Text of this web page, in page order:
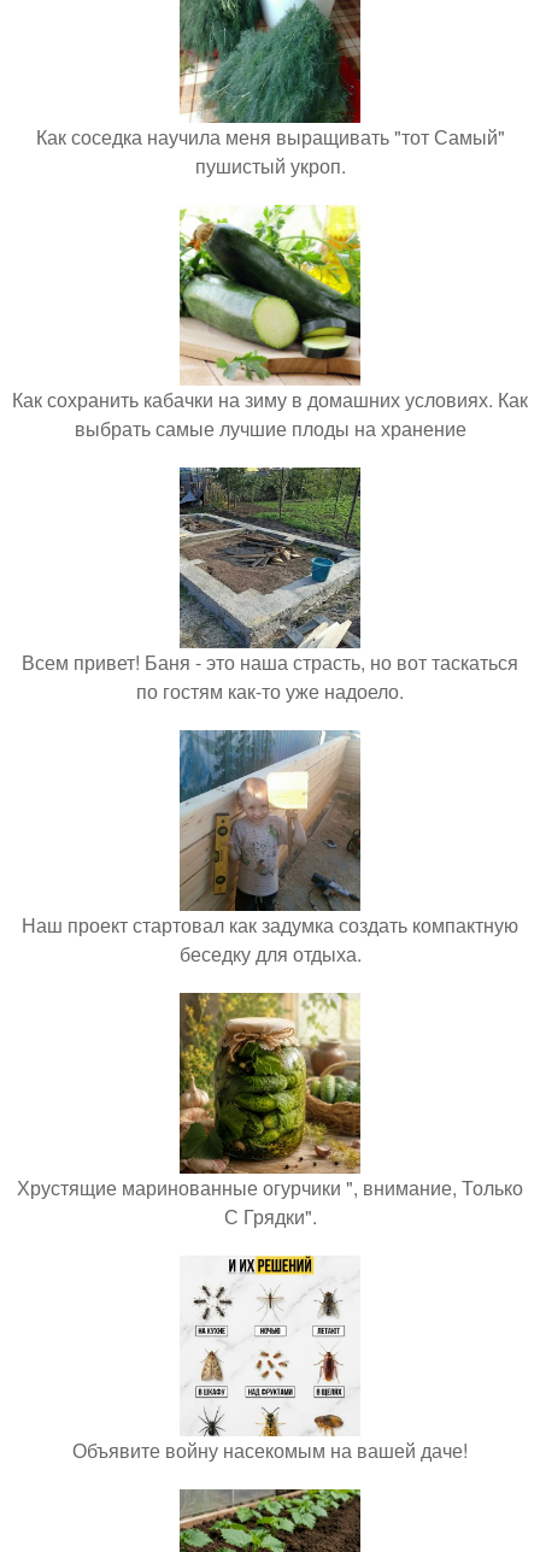
Как соседка научила меня выращивать "тот Самый"
пушистый укроп.
Как сохранить кабачки на зиму в домашних условиях. Как
выбрать самые лучшие плоды на хранение
Всем привет! Баня - это наша страсть, но вот таскаться
по гостям как-то уже надоело.
Наш проект стартовал как задумка создать компактную
беседку для отдыха.
Хрустящие маринованные огурчики ", внимание, Только
С Грядки".
Объявите войну насекомым на вашей даче!